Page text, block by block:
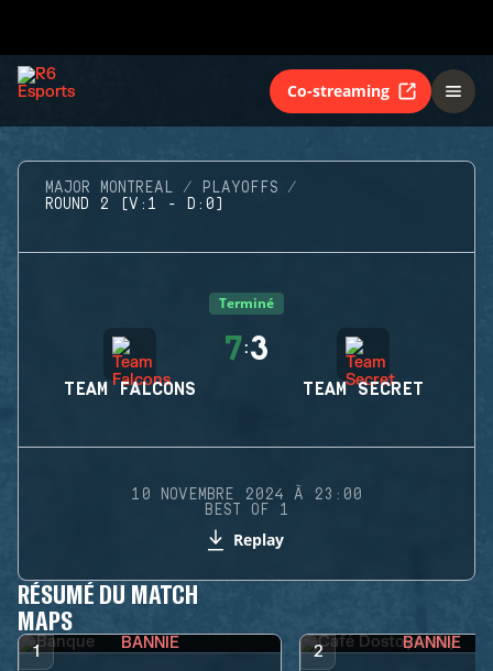
Co-streaming
MAJOR MONTREAL
PLAYOFFS
ROUND 2 (V:1 - D:0)
Terminé
TEAM FALCONS
7:3
TEAM SECRET
10 NOVEMBRE 2024 À 23:00
BEST OF 1
Replay
RÉSUMÉ DU MATCH
MAPS
1 BANNIE 2 BANNIE